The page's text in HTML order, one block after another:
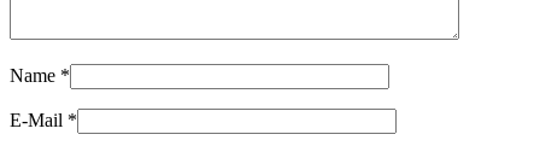
Name *
E-Mail *